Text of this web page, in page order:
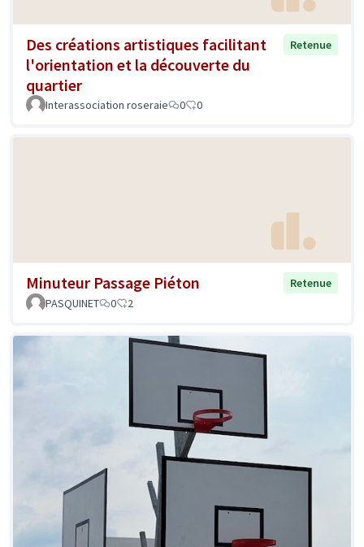
Des créations artistiques facilitant
l'orientation et la découverte du
quartier
Retenue
Interassociation roseraie 0 0
Minuteur Passage Piéton
Retenue
PASQUINET
0 2